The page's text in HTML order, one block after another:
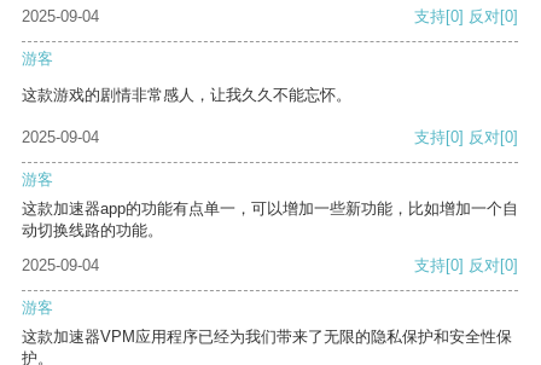
2025-09-04 支持[0] 反对[0]
游客
这款游戏的剧情非常感人，让我久久不能忘怀。
2025-09-04 支持[0] 反对[0]
游客
这款加速器app的功能有点单一，可以增加一些新功能，比如增加一个自
动切换线路的功能。
2025-09-04
支持[0] 反对[0]
游客
这款加速器VPM应用程序已经为我们带来了无限的隐私保护和安全性保
护。